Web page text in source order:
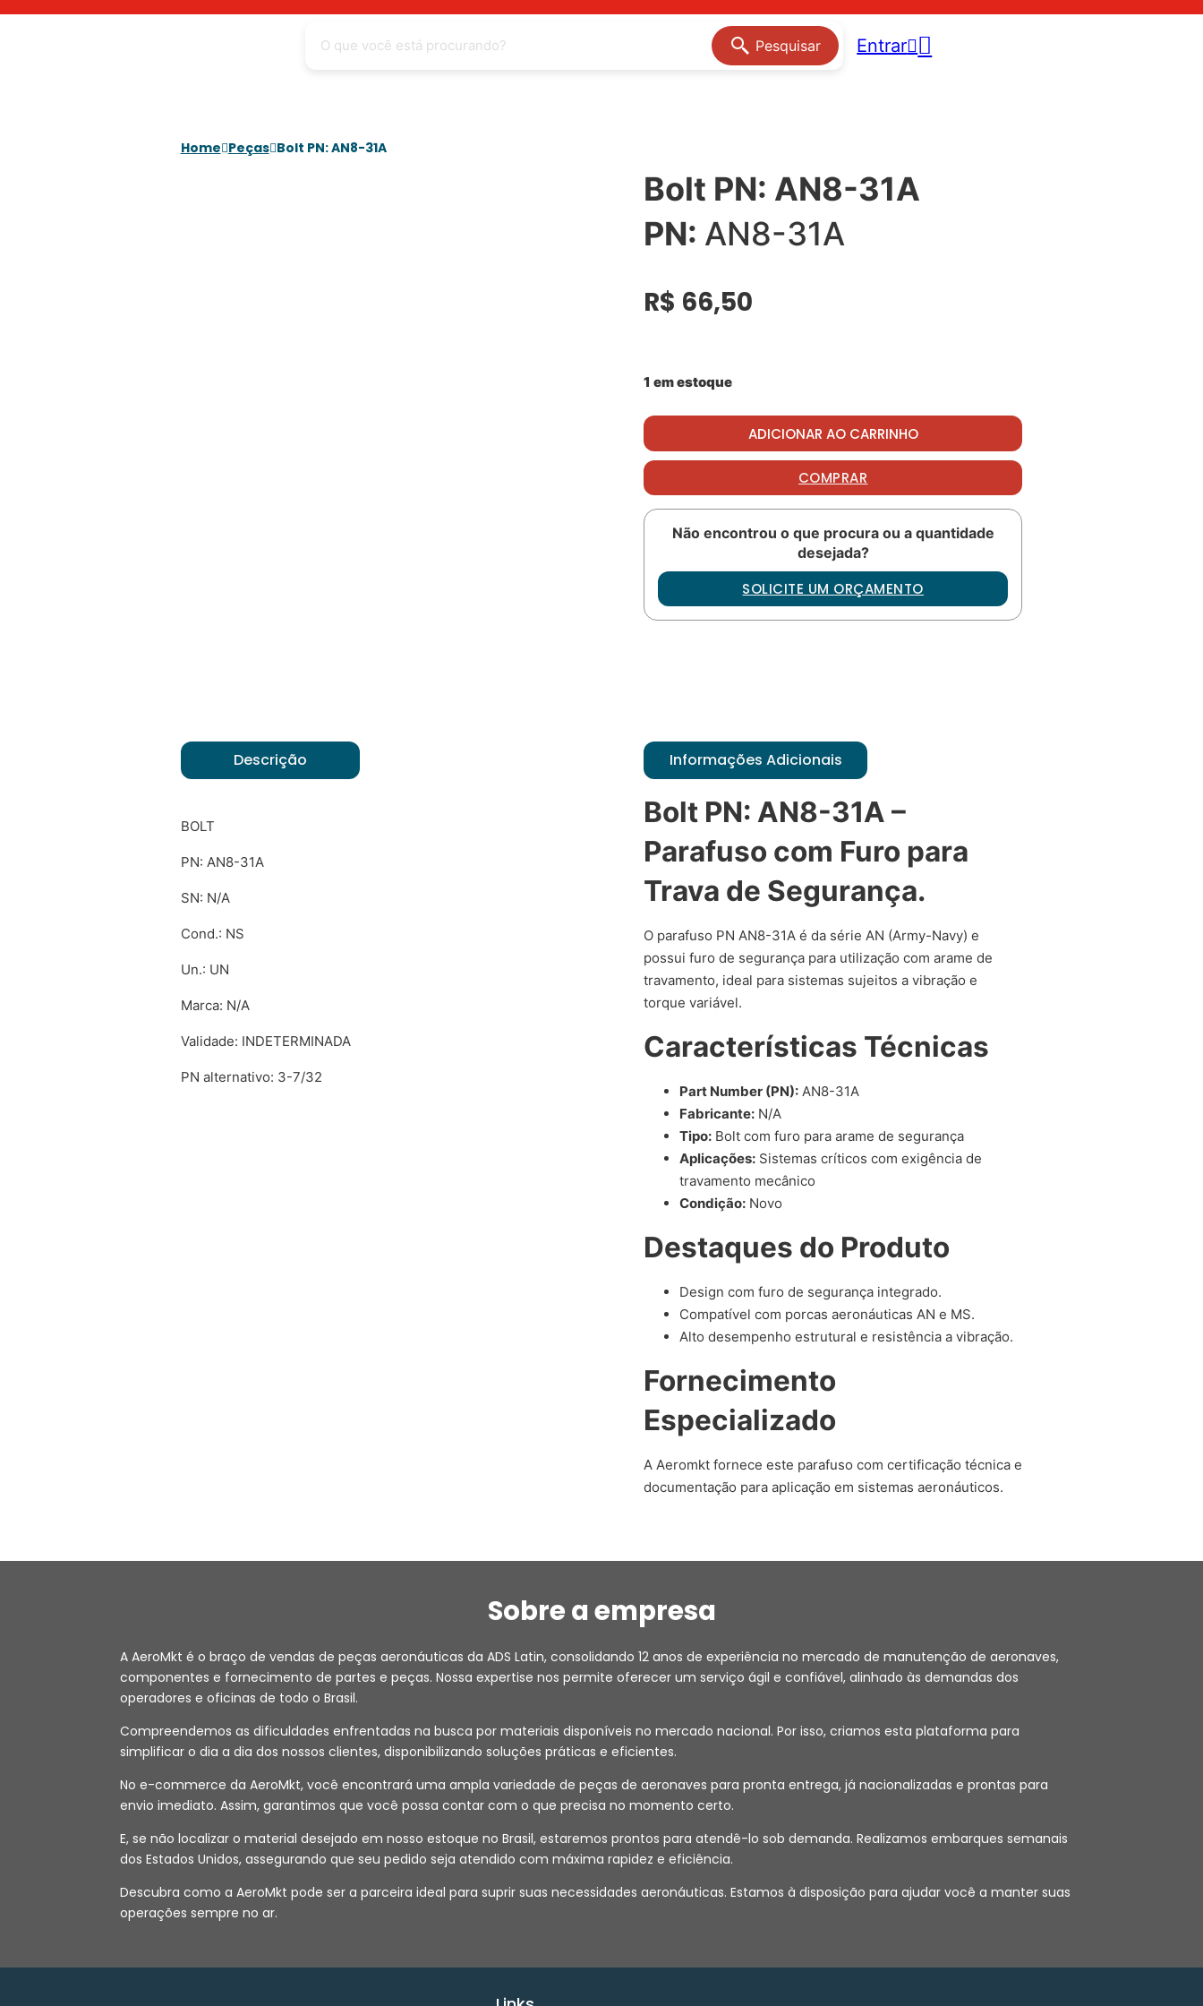
Pesquisar Entrar
Home Peças Bolt PN: AN8-31A
Bolt PN: AN8-31A
PN: AN8-31A
R$ 66,50
1 em estoque
Bolt PN: AN8-31A quantidade
ADICIONAR AO CARRINHO
COMPRAR
Não encontrou o que procura ou a quantidade
desejada?
SOLICITE UM ORÇAMENTO
Descrição
BOLT
PN: AN8-31A
SN: N/A
Cond.: NS
Un.: UN
Marca: N/A
Validade: INDETERMINADA
PN alternativo: 3-7/32
Informações Adicionais
Bolt PN: AN8-31A –
Parafuso com Furo para
Trava de Segurança.
O parafuso PN AN8-31A é da série AN (Army-Navy) e
possui furo de segurança para utilização com arame de
travamento, ideal para sistemas sujeitos a vibração e
torque variável.
Características Técnicas
Part Number (PN): AN8-31A
Fabricante: N/A
Tipo: Bolt com furo para arame de segurança
Aplicações: Sistemas críticos com exigência de
travamento mecânico
Condição: Novo
Destaques do Produto
Design com furo de segurança integrado.
Compatível com porcas aeronáuticas AN e MS.
Alto desempenho estrutural e resistência a vibração.
Fornecimento
Especializado
A Aeromkt fornece este parafuso com certificação técnica e
documentação para aplicação em sistemas aeronáuticos.
Sobre a empresa
A AeroMkt é o braço de vendas de peças aeronáuticas da ADS Latin, consolidando 12 anos de experiência no mercado de manutenção de aeronaves,
componentes e fornecimento de partes e peças. Nossa expertise nos permite oferecer um serviço ágil e confiável, alinhado às demandas dos
operadores e oficinas de todo o Brasil.
Compreendemos as dificuldades enfrentadas na busca por materiais disponíveis no mercado nacional. Por isso, criamos esta plataforma para
simplificar o dia a dia dos nossos clientes, disponibilizando soluções práticas e eficientes.
No e-commerce da AeroMkt, você encontrará uma ampla variedade de peças de aeronaves para pronta entrega, já nacionalizadas e prontas para
envio imediato. Assim, garantimos que você possa contar com o que precisa no momento certo.
E, se não localizar o material desejado em nosso estoque no Brasil, estaremos prontos para atendê-lo sob demanda. Realizamos embarques semanais
dos Estados Unidos, assegurando que seu pedido seja atendido com máxima rapidez e eficiência.
Descubra como a AeroMkt pode ser a parceira ideal para suprir suas necessidades aeronáuticas. Estamos à disposição para ajudar você a manter suas
operações sempre no ar.